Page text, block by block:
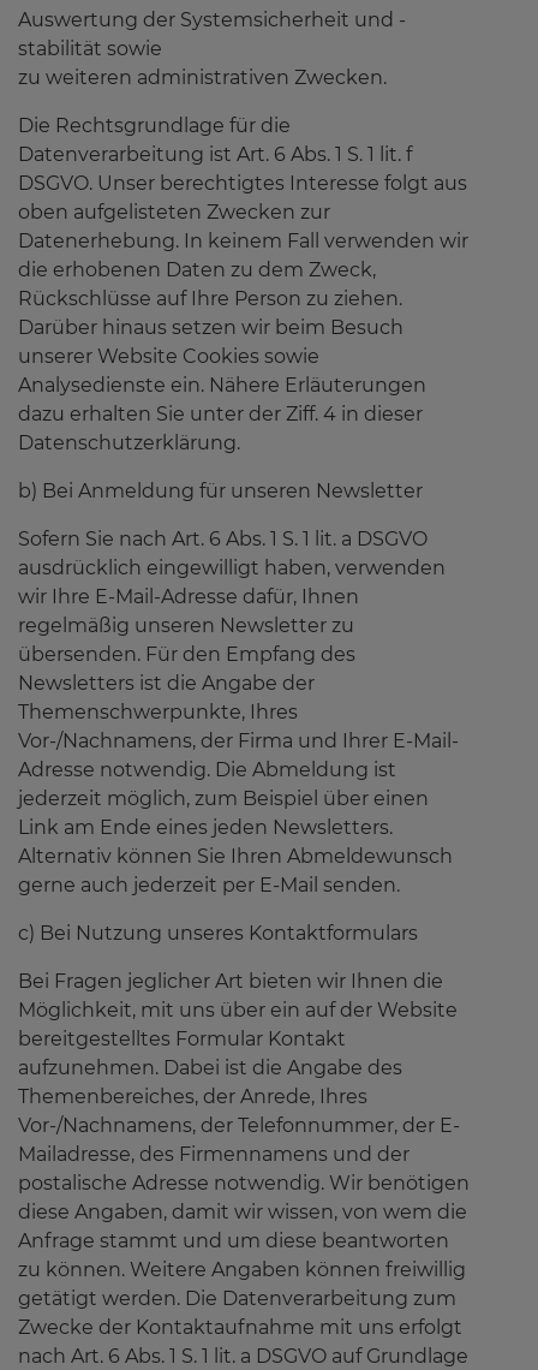
Auswertung der Systemsicherheit und -
stabilität sowie
zu weiteren administrativen Zwecken.
Die Rechtsgrundlage für die
Datenverarbeitung ist Art. 6 Abs. 1 S. 1 lit. f
DSGVO. Unser berechtigtes Interesse folgt aus
oben aufgelisteten Zwecken zur
Datenerhebung. In keinem Fall verwenden wir
die erhobenen Daten zu dem Zweck,
Rückschlüsse auf Ihre Person zu ziehen.
Darüber hinaus setzen wir beim Besuch
unserer Website Cookies sowie
Analysedienste ein. Nähere Erläuterungen
dazu erhalten Sie unter der Ziff. 4 in dieser
Datenschutzerklärung.
b) Bei Anmeldung für unseren Newsletter
Sofern Sie nach Art. 6 Abs. 1 S. 1 lit. a DSGVO
ausdrücklich eingewilligt haben, verwenden
wir Ihre E-Mail-Adresse dafür, Ihnen
regelmäßig unseren Newsletter zu
übersenden. Für den Empfang des
Newsletters ist die Angabe der
Themenschwerpunkte, Ihres
Vor-/Nachnamens, der Firma und Ihrer E-Mail-
Adresse notwendig. Die Abmeldung ist
jederzeit möglich, zum Beispiel über einen
Link am Ende eines jeden Newsletters.
Alternativ können Sie Ihren Abmeldewunsch
gerne auch jederzeit per E-Mail senden.
c) Bei Nutzung unseres Kontaktformulars
Bei Fragen jeglicher Art bieten wir Ihnen die
Möglichkeit, mit uns über ein auf der Website
bereitgestelltes Formular Kontakt
aufzunehmen. Dabei ist die Angabe des
Themenbereiches, der Anrede, Ihres
Vor-/Nachnamens, der Telefonnummer, der E-
Mailadresse, des Firmennamens und der
postalische Adresse notwendig. Wir benötigen
diese Angaben, damit wir wissen, von wem die
Anfrage stammt und um diese beantworten
zu können. Weitere Angaben können freiwillig
getätigt werden. Die Datenverarbeitung zum
Zwecke der Kontaktaufnahme mit uns erfolgt
nach Art. 6 Abs. 1 S. 1 lit. a DSGVO auf Grundlage